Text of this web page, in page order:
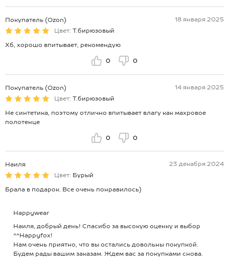
Покупатель (Ozon)
18 января 2025
Цвет: Т.бирюзовый
Хб, хорошо впитывает, рекомендую
0 0
Покупатель (Ozon)
14 января 2025
Цвет: Т.бирюзовый
Не синтетика, поэтому отлично впитывает влагу как махровое
полотенце
0 0
Наиля
23 декабря 2024
Цвет: Бурый
Брала в подарок. Все очень понравилось)
Happywear
Наиля, добрый день! Спасибо за высокую оценку и выбор
^^Happyfox!
Нам очень приятно, что вы остались довольны покупкой.
Будем рады вашим заказам. Ждем вас за покупками снова.